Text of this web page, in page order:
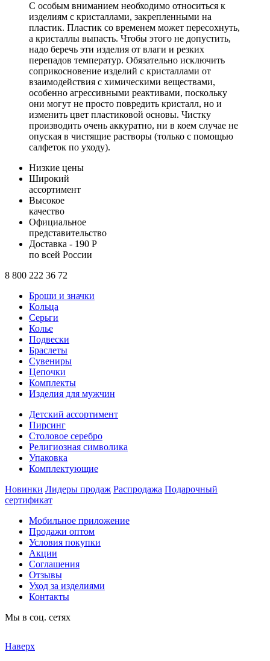
С особым вниманием необходимо относиться к
изделиям с кристаллами, закрепленными на
пластик. Пластик со временем может пересохнуть,
а кристаллы выпасть. Чтобы этого не допустить,
надо беречь эти изделия от влаги и резких
перепадов температур. Обязательно исключить
соприкосновение изделий с кристаллами от
взаимодействия с химическими веществами,
особенно агрессивными реактивами, поскольку
они могут не просто повредить кристалл, но и
изменить цвет пластиковой основы. Чистку
производить очень аккуратно, ни в коем случае не
опуская в чистящие растворы (только с помощью
салфеток по уходу).
Низкие цены
Широкий
ассортимент
Высокое
качество
Официальное
представительство
Доставка - 190 Р
по всей России
8 800 222 36 72
Броши и значки
Кольца
Серьги
Колье
Подвески
Браслеты
Сувениры
Цепочки
Комплекты
Изделия для мужчин
Детский ассортимент
Пирсинг
Столовое серебро
Религиозная символика
Упаковка
Комплектующие
Новинки Лидеры продаж Распродажа Подарочный
сертификат
Мобильное приложение
Продажи оптом
Условия покупки
Акции
Соглашения
Отзывы
Уход за изделиями
Контакты
Мы в соц. сетях
Наверх